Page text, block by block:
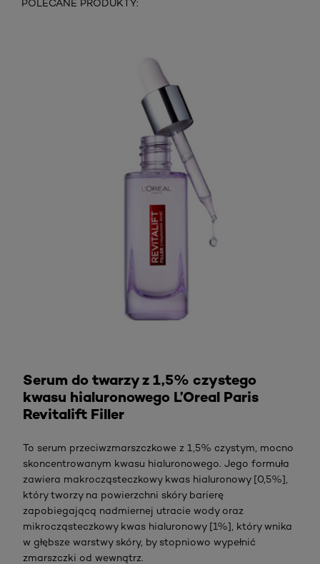
Serum do twarzy z 1,5% czystego
kwasu hialuronowego L’Oreal Paris
To serum przeciwzmarszczkowe z 1,5% czystym, mocno
skoncentrowanym kwasu hialuronowego. Jego formuła
mikrocząsteczkowy kwas hialuronowy [1%], który wnika
w głębsze warstwy skóry, by stopniowo wypełnić
zmarszczki od wewnątrz.
SPRAWDŹ